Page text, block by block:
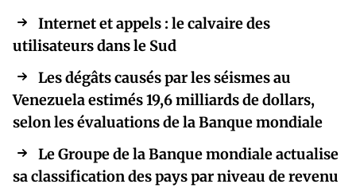
Internet et appels : le calvaire des
utilisateurs dans le Sud
Les dégâts causés par les séismes au
Venezuela estimés 19,6 milliards de dollars,
selon les évaluations de la Banque mondiale
Le Groupe de la Banque mondiale actualise
sa classification des pays par niveau de revenu